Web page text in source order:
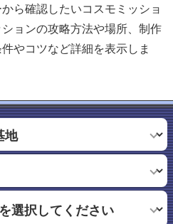
ら確認したいコスモミッショ
ョンの攻略方法や場所、制作
やコツなど詳細を表示しま